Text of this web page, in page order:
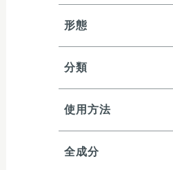
形態
分類
使用方法
全成分